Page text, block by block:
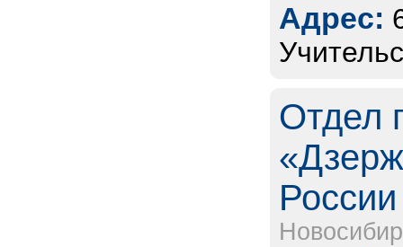
Адрес:
Отдел